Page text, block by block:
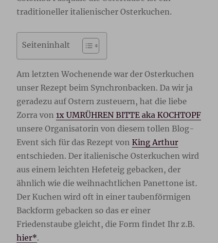
traditioneller italienischer Osterkuchen.
Seiteninhalt
Am letzten Wochenende war der Osterkuchen
unser Rezept beim Synchronbacken. Da wir ja
geradezu auf Ostern zusteuern, hat die liebe
Zorra von1x UMRÜHREN BITTE aka KOCHTOPF
unsere Organisatorin von diesem tollen Blog-
Event sich für das Rezept vonKing Arthur
entschieden. Der italienische Osterkuchen wird
aus einem leichten Hefeteig gebacken, der
ähnlich wie die weihnachtlichen Panettone ist.
Der Kuchen wird oft in einer taubenförmigen
Backform gebacken so das er einer
Friedenstaube gleicht, die Form findet Ihr z.B.
hier*.